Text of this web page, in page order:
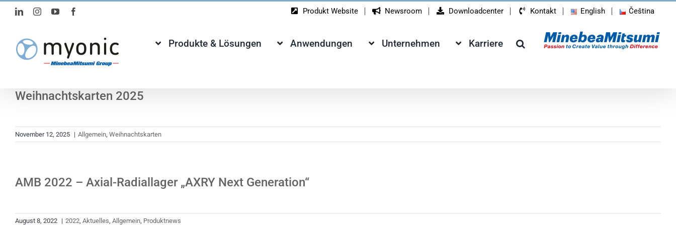
Zum
Inhalt
LinkedInInstagramYouTube Produkt Website Newsroom Downloadcenter Kontakt English Čeština
Produkte & Lösungen Anwendungen Unternehmen Karriere
Weihnachtskarten 2025
November 12, 2025 | Allgemein, Weihnachtskarten
AMB 2022 – Axial-Radiallager „AXRY Next Generation“
August 8, 2022 | 2022, Aktuelles, Allgemein, Produktnews